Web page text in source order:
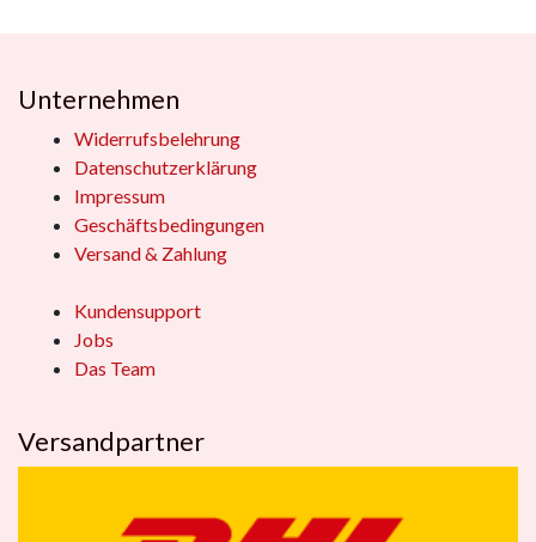
Unternehmen
Widerrufsbelehrung
Datenschutzerklärung
Impressum
Geschäftsbedingungen
Versand & Zahlung
Kundensupport
Jobs
Das Team
Versandpartner